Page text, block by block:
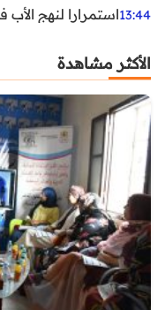
13:44استمرارا لنهج
الأكثر مشاهدة